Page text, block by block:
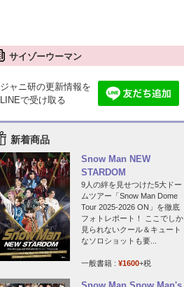
サイゾーウーマン
ジャニ研の更新情報を
LINEで受け取る
新着商品
Snow Man NEW
STARDOM
9人の絆を見せつけた5大ドー
ムツアー「Snow Man Dome
Tour 2025-2026 ON」を徹底
フォトレポート！ ここでしか
見られないクール＆キュート
なソロショットも要...
一般書籍 : ¥1600+税